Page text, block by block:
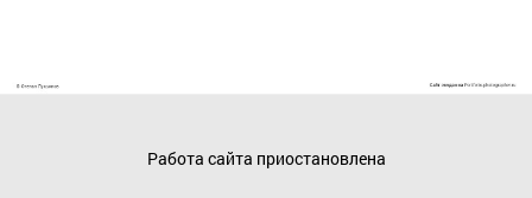
Работа сайта приостановлена